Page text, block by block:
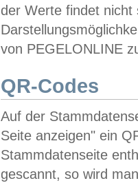
der Werte findet
von PEGELONLINE
QR-Codes
Auf der
Seite anzeigen" ein
Stammdatenseite
gescannt, so wird